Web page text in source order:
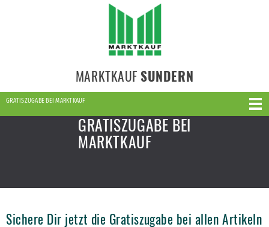
MARKTKAUF SUNDERN
GRATISZUGABE BEI MARKTKAUF
GRATISZUGABE BEI
MARKTKAUF
Sichere Dir jetzt die Gratiszugabe bei allen Artikeln